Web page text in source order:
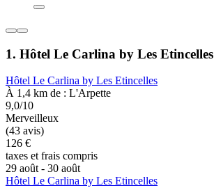
1. Hôtel Le Carlina by Les Etincelles
Hôtel Le Carlina by Les Etincelles
À 1,4 km de : L'Arpette
9,0/10
Merveilleux
(43 avis)
126 €
taxes et frais compris
29 août - 30 août
Hôtel Le Carlina by Les Etincelles